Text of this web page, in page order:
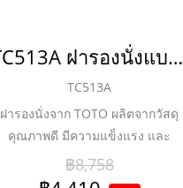
TC513A ฝารองนั่งแบบ Soft Close
TC513A
ฝารองนั่งจาก TOTO ผลิตจากวัสดุ
คุณภาพดี มีความแข็งแรง และ
ทนทานต่อการใช้งานนั่งสบาย พร้อม
ฟังก์ชัน SOFT CLOSE ที่ เปิด-ปิดได้
฿8,758